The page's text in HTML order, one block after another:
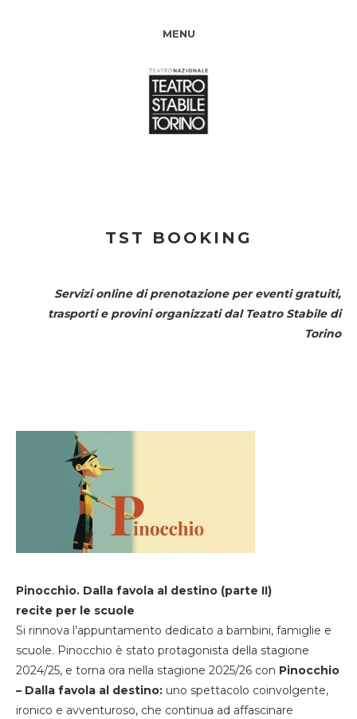
MENU
TST BOOKING
Servizi online di prenotazione per eventi gratuiti,
trasporti e provini organizzati dal Teatro Stabile di
Torino
Pinocchio. Dalla favola al destino (parte II)
recite per le scuole
Si rinnova l’appuntamento dedicato a bambini, famiglie e
scuole. Pinocchio è stato protagonista della stagione
2024/25, e torna ora nella stagione 2025/26 con Pinocchio
– Dalla favola al destino: uno spettacolo coinvolgente,
ironico e avventuroso, che continua ad affascinare